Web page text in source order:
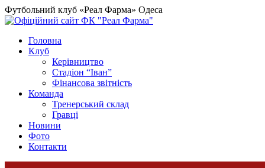
Футбольний клуб «Реал Фарма» Одеса
Головна
Клуб
Керівництво
Стадіон “Іван”
Фінансова звітність
Команда
Тренерський склад
Гравці
Новини
Фото
Контакти